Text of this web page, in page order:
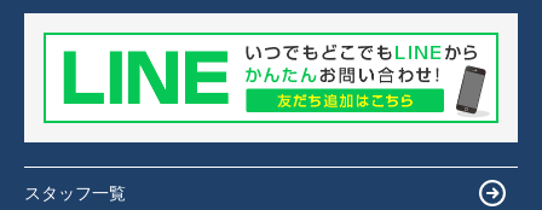
スタッフ一覧